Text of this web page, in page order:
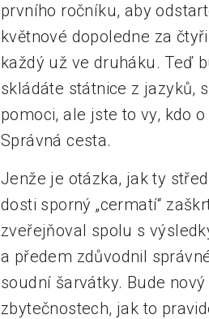
prvního ročníku, aby
květnové dopoledne za
každý už ve druháku. Teď
skládáte státnice z jazyků,
pomoci, ale jste to vy, kdo
Správná cesta.
Jenže je otázka, jak ty
dosti sporný „cermatí“
zveřejňoval spolu s
a předem zdůvodnil
soudní šarvátky. Bude
zbytečnostech, jak to